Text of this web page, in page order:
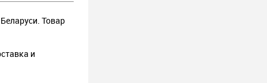
Товар
и